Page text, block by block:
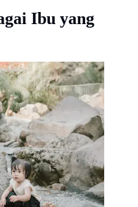
Ibu yang